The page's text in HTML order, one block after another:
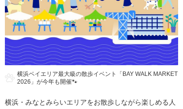
横浜ベイエリア最大級の散歩イベント「BAY WALK MARKET
2026」が今年も開催🐾
横浜・みなとみらいエリアをお散歩しながら楽しめる人